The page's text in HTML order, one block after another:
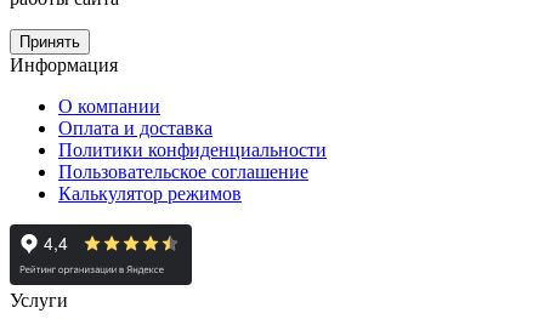
Принять
Информация
О компании
Оплата и доставка
Политики конфиденциальности
Пользовательское соглашение
Калькулятор режимов
Услуги